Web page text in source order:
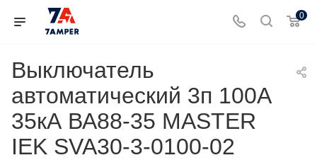
0
Выключатель
автоматический 3п 100А
35кА ВА88-35 MASTER
IEK SVA30-3-0100-02